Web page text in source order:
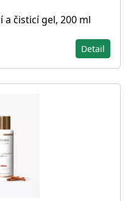
a čisticí gel, 200 ml
Detail